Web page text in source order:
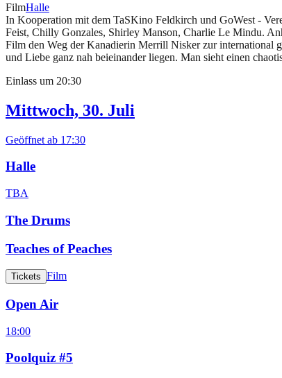
FilmHalle
In Kooperation mit dem TaSKino Feldkirch und GoWest -
Feist, Chilly Gonzales, Shirley Manson, Charlie Le Mindu.
Film den Weg der Kanadierin Merrill Nisker zur international
und Liebe ganz nah beieinander liegen. Man sieht einen
Einlass um 20:30
Mittwoch, 30. Juli
Geöffnet ab 17:30
Halle
TBA
The Drums
Teaches of Peaches
Tickets Film
Open Air
18:00
Poolquiz #5